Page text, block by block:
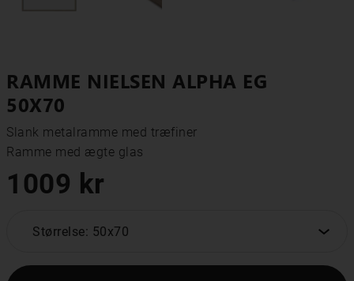
RAMME NIELSEN ALPHA EG
50X70
Slank metalramme med træfiner
Ramme med ægte glas
1009 kr
Størrelse: 50x70